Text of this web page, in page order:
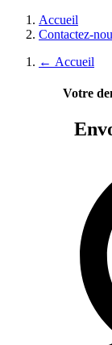
Accueil
Contactez-
← Accueil
Votre